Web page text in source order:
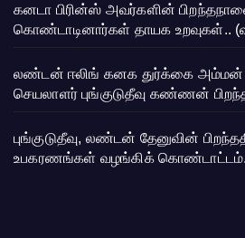
கனடா பிரின்ஸ் அவர்களின்
கொண்டாடினார்கள் தாயக உறவுகள்..
லண்டன் ஈலிங் கனக துர்க்கை
செயலாளர் புங்குடுதீவு கண்ணன்
புங்குடுதீவு, லண்டன் தேனுவின்
உபகரணங்கள் வழங்கிக் கொண்டாட்டம்.